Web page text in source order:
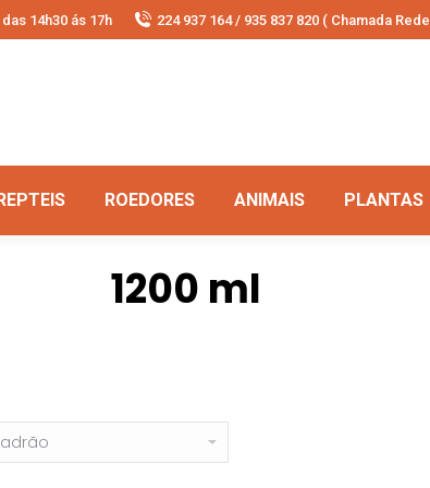
14h30 ás 17h 224 937 164 / 935 837 820 ( Chamada
ROEDORES ANIMAIS PLANTAS
1200 ml